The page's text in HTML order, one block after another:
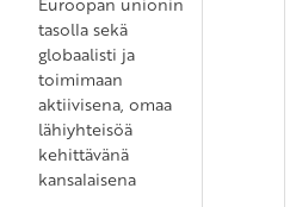
tasolla sekä
globaalisti ja
toimimaan
aktiivisena, omaa
lähiyhteisöä
kehittävänä
kansalaisena